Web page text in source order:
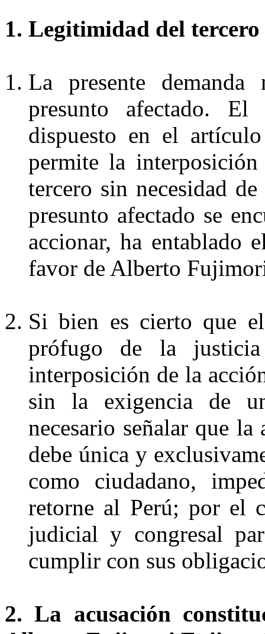
1. Legitimidad del
La presente
presunto afectado. El
dispuesto en el
permite la
tercero sin necesidad
presunto afectado se
accionar, ha entablado
favor de Alberto
Si bien es cierto que
prófugo de la
interposición de la
sin la exigencia de
necesario señalar que la
debe única y
como ciudadano,
retorne al Perú; por el
judicial y congresal
cumplir con sus
2. La acusación